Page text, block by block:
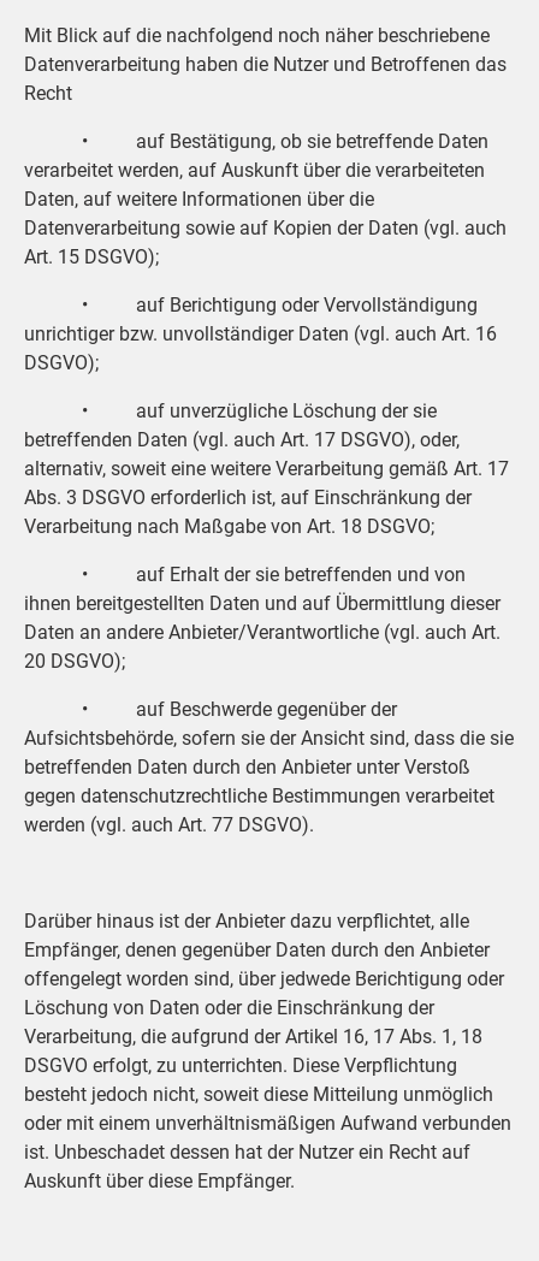
Mit Blick auf die nachfolgend noch näher beschriebene
Datenverarbeitung haben die Nutzer und Betroffenen das
Recht
• auf Bestätigung, ob sie betreffende Daten
verarbeitet werden, auf Auskunft über die verarbeiteten
Daten, auf weitere Informationen über die
Datenverarbeitung sowie auf Kopien der Daten (vgl. auch
Art. 15 DSGVO);
• auf Berichtigung oder Vervollständigung
unrichtiger bzw. unvollständiger Daten (vgl. auch Art. 16
DSGVO);
• auf unverzügliche Löschung der sie
betreffenden Daten (vgl. auch Art. 17 DSGVO), oder,
alternativ, soweit eine weitere Verarbeitung gemäß Art. 17
Abs. 3 DSGVO erforderlich ist, auf Einschränkung der
Verarbeitung nach Maßgabe von Art. 18 DSGVO;
• auf Erhalt der sie betreffenden und von
ihnen bereitgestellten Daten und auf Übermittlung dieser
Daten an andere Anbieter/Verantwortliche (vgl. auch Art.
20 DSGVO);
• auf Beschwerde gegenüber der
Aufsichtsbehörde, sofern sie der Ansicht sind, dass die sie
betreffenden Daten durch den Anbieter unter Verstoß
gegen datenschutzrechtliche Bestimmungen verarbeitet
werden (vgl. auch Art. 77 DSGVO).
Darüber hinaus ist der Anbieter dazu verpflichtet, alle
Empfänger, denen gegenüber Daten durch den Anbieter
offengelegt worden sind, über jedwede Berichtigung oder
Löschung von Daten oder die Einschränkung der
Verarbeitung, die aufgrund der Artikel 16, 17 Abs. 1, 18
DSGVO erfolgt, zu unterrichten. Diese Verpflichtung
besteht jedoch nicht, soweit diese Mitteilung unmöglich
oder mit einem unverhältnismäßigen Aufwand verbunden
ist. Unbeschadet dessen hat der Nutzer ein Recht auf
Auskunft über diese Empfänger.